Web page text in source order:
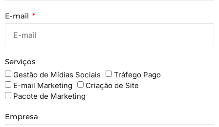
E-mail
Serviços
Gestão de Mídias Sociais
Tráfego Pago
E-mail Marketing
Criação de Site
Pacote de Marketing
Empresa